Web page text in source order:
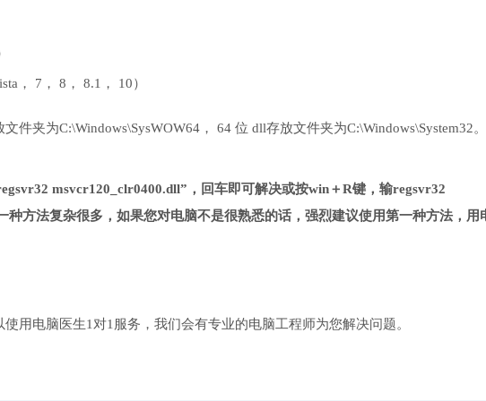
， 7， 8， 8.1， 10）
件夹为C:\Windows\SysWOW64， 64 位 dll存放文件夹为C:\Windows\System32。
msvcr120_clr0400.dll”，回车即可解决或按win＋R键，输regsvr32
方法复杂很多，如果您对电脑不是很熟悉的话，强烈建议使用第一种方法，用
用电脑医生1对1服务，我们会有专业的电脑工程师为您解决问题。